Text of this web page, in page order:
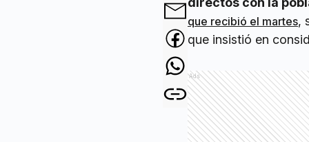
que recibió el martes,
que insistió en
Ads